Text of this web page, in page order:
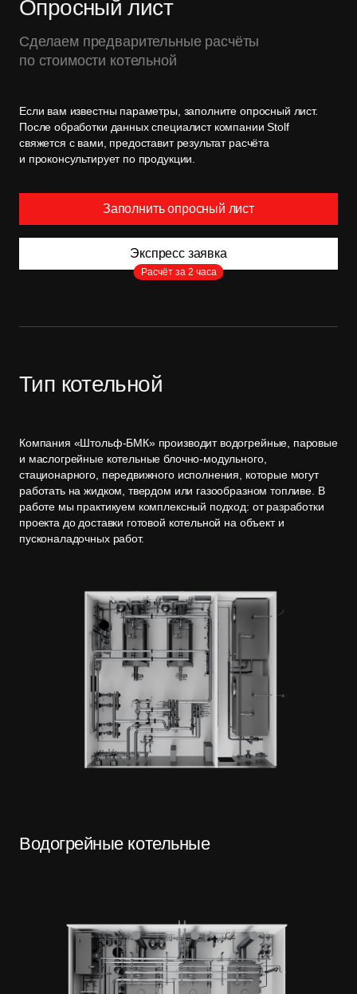
Опросный лист
Сделаем предварительные расчёты
по стоимости котельной
Если вам известны параметры, заполните опросный лист.
После обработки данных специалист компании Stolf
свяжется с вами, предоставит результат расчёта
и проконсультирует по продукции.
Заполнить опросный лист
Экспресс заявка
Расчёт за 2 часа
Тип котельной
Компания «Штольф-БМК» производит водогрейные, паровые
и маслогрейные котельные блочно-модульного,
стационарного, передвижного исполнения, которые могут
работать на жидком, твердом или газообразном топливе. В
работе мы практикуем комплексный подход: от разработки
проекта до доставки готовой котельной на объект и
пусконаладочных работ.
Водогрейные котельные